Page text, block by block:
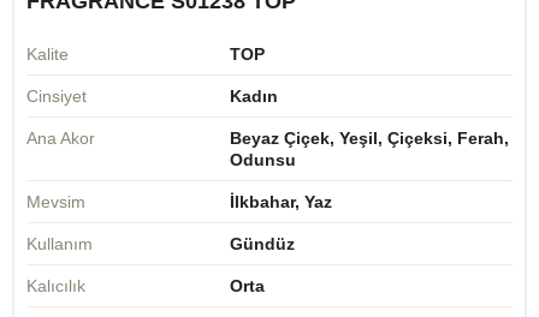
Kalite TOP
Cinsiyet Kadın
Ana Akor
Beyaz Çiçek, Yeşil, Çiçeksi, Ferah,
Odunsu
Mevsim İlkbahar, Yaz
Kullanım Gündüz
Kalıcılık Orta